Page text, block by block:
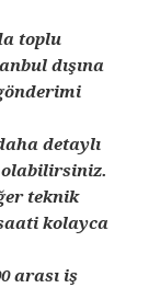
toplu
dışına
detaylı
teknik
kolayca
arası iş